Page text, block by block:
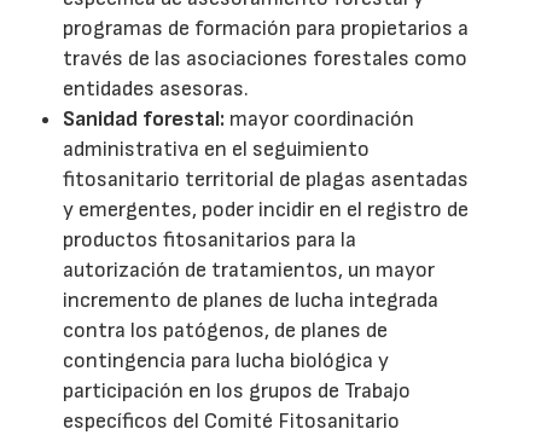
programas de formación para propietarios a
través de las asociaciones forestales como
entidades asesoras.
Sanidad forestal: mayor coordinación
administrativa en el seguimiento
fitosanitario territorial de plagas asentadas
y emergentes, poder incidir en el registro de
productos fitosanitarios para la
autorización de tratamientos, un mayor
incremento de planes de lucha integrada
contra los patógenos, de planes de
contingencia para lucha biológica y
participación en los grupos de Trabajo
específicos del Comité Fitosanitario